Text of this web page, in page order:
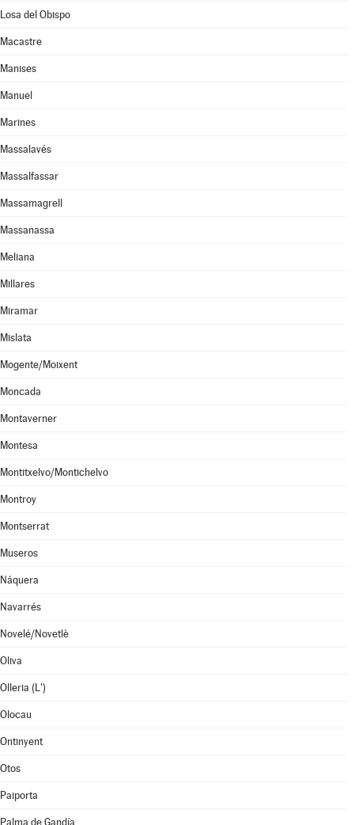
Losa del Obispo
Macastre
Manises
Manuel
Marines
Massalavés
Massalfassar
Massamagrell
Massanassa
Meliana
Millares
Miramar
Mislata
Mogente/Moixent
Moncada
Montaverner
Montesa
Montitxelvo/Montichelvo
Montroy
Montserrat
Museros
Náquera
Navarrés
Novelé/Novetlè
Oliva
Olleria (L')
Olocau
Ontinyent
Otos
Paiporta
Palma de Gandía